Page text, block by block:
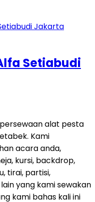
Setiabudi
alat pesta
Kami
acara anda,
kursi, backdrop,
tirai, partisi,
yang kami sewakan
kami bahas kali ini